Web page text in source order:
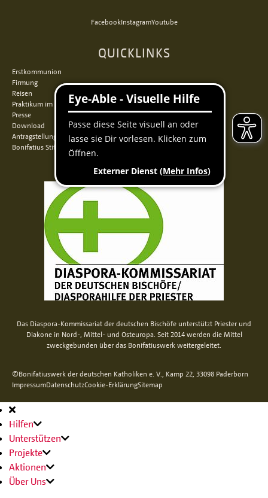
FacebookInstagramYoutube
QUICKLINKS
Erstkommunion
Firmung
Reisen
Praktikum im Norden
Presse
Download
Antragstellung
Bonifatius Stiftungszentrum
Das Diaspora-Kommissariat der deutschen Bischöfe unterstützt Priester und
Diakone in Nord-, Mittel- und Osteuropa. Seit 2014 werden die Mittel
zweckgebunden über das Bonifatiuswerk weitergeleitet.
©Bonifatiuswerk der deutschen Katholiken e. V., Kamp 22, 33098 Paderborn
ImpressumDatenschutzCookie-ErklärungSitemap
Hauptnavigation
Hilfen
Unterstützen
Projekte
Aktionen
Über Uns